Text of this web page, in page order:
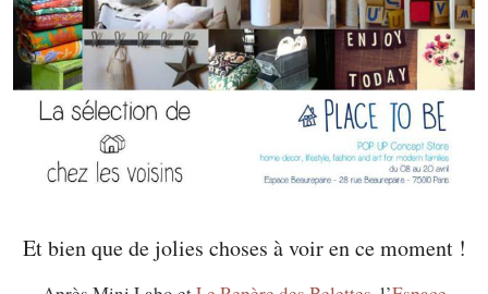
Et bien que de jolies choses à voir en ce moment !